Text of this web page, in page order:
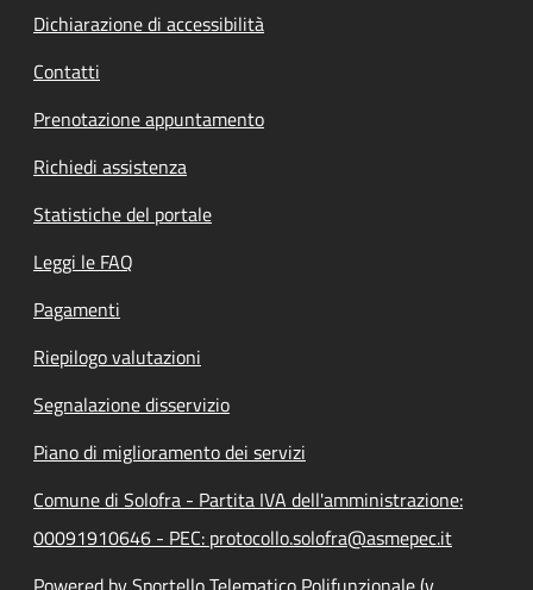
Dichiarazione di accessibilità
Contatti
Prenotazione appuntamento
Richiedi assistenza
Statistiche del portale
Leggi le FAQ
Pagamenti
Riepilogo valutazioni
Segnalazione disservizio
Piano di miglioramento dei servizi
Comune di Solofra - Partita IVA dell'amministrazione:
00091910646 - PEC: protocollo.solofra@asmepec.it